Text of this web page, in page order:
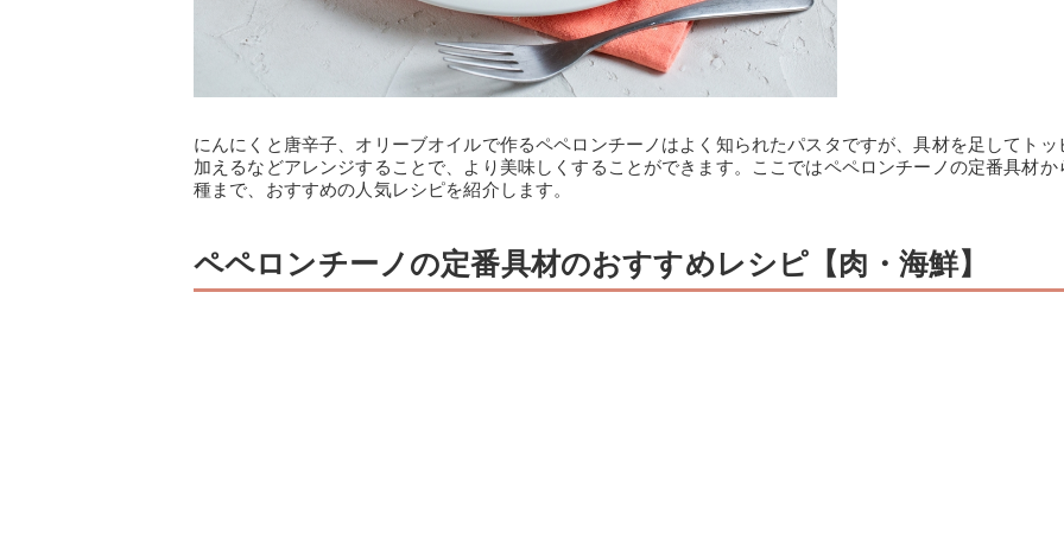
にんにくと唐辛子、オリーブオイルで作るペペロンチーノはよく知られたパスタですが、具材を足してトッ
加えるなどアレンジすることで、より美味しくすることができます。ここではペペロンチーノの定番具材か
種まで、おすすめの人気レシピを紹介します。
ペペロンチーノの定番具材のおすすめレシピ【肉・海鮮】